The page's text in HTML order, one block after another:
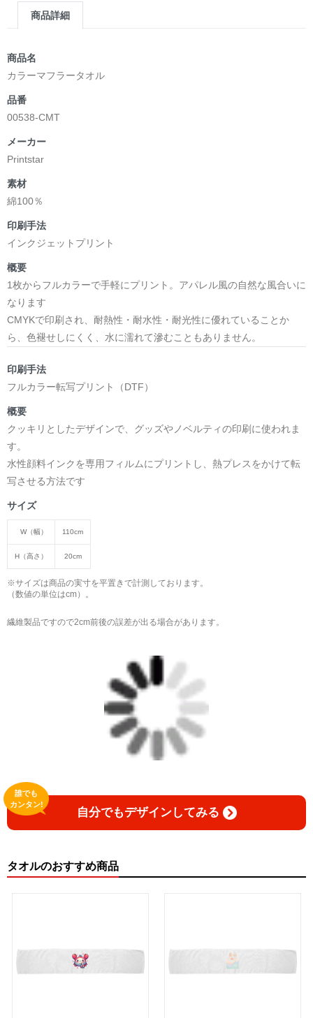
商品詳細
商品名
カラーマフラータオル
品番
00538-CMT
メーカー
Printstar
素材
綿100％
印刷手法
インクジェットプリント
概要
1枚からフルカラーで手軽にプリント。アパレル風の自然な風合いに
なります
CMYKで印刷され、耐熱性・耐水性・耐光性に優れていることか
ら、色褪せしにくく、水に濡れて滲むこともありません。
印刷手法
フルカラー転写プリント（DTF）
概要
クッキリとしたデザインで、グッズやノベルティの印刷に使われま
す。
水性顔料インクを専用フィルムにプリントし、熱プレスをかけて転
写させる方法です
サイズ
W（幅） 110cm
H（高さ） 20cm
※サイズは商品の実寸を平置きで計測しております。
（数値の単位はcm）。
繊維製品ですので2cm前後の誤差が出る場合があります。
自分でもデザインしてみる
誰でも
カンタン!
タオルのおすすめ商品